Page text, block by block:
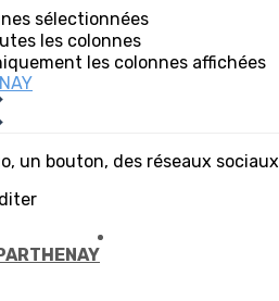
sélectionnées
les colonnes
les colonnes affichées
un bouton, des réseaux sociaux